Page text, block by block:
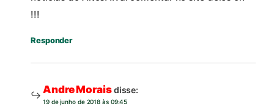
!!!
Responder
Andre Moraisdisse:
19 de junho de 2018 às 09:45